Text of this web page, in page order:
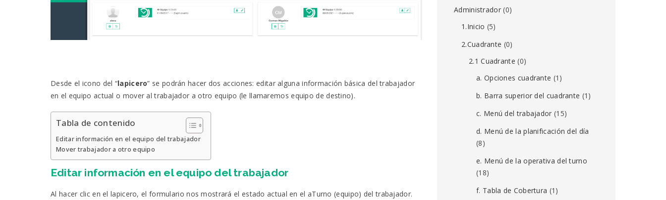
Desde el icono del “lapicero” se podrán hacer dos acciones: editar alguna información básica del trabajador
en el equipo actual o mover al trabajador a otro equipo (le llamaremos equipo de destino).
Tabla de contenido
Editar información en el equipo del trabajador
Mover trabajador a otro equipo
Editar información en el equipo del trabajador
Al hacer clic en el lapicero, el formulario nos mostrará el estado actual en el aTurno (equipo) del trabajador.
Administrador(0)
1.Inicio (5)
2.Cuadrante (0)
2.1 Cuadrante (0)
a. Opciones cuadrante (1)
b. Barra superior del cuadrante (1)
c. Menú del trabajador (15)
d. Menú de la planificación del día
(8)
e. Menú de la operativa del turno
(18)
f. Tabla de Cobertura (1)